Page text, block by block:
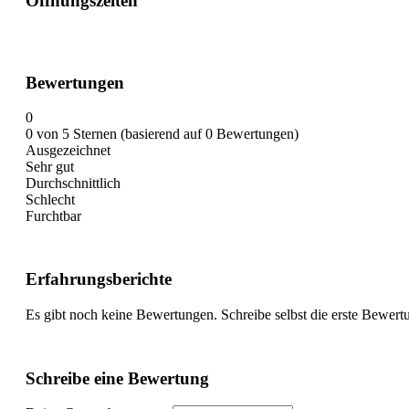
Bewertungen
0
0 von 5 Sternen (basierend auf 0 Bewertungen)
Ausgezeichnet
Sehr gut
Durchschnittlich
Schlecht
Furchtbar
Erfahrungsberichte
Es gibt noch keine Bewertungen. Schreibe selbst die erste
Schreibe eine Bewertung